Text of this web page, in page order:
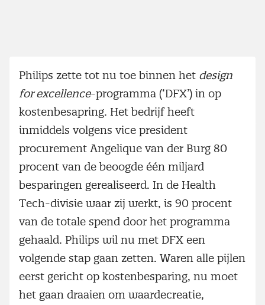
Philips zette tot nu toe binnen het design
for excellence-programma (‘DFX’) in op
kostenbesapring. Het bedrijf heeft
inmiddels volgens vice president
procurement Angelique van der Burg 80
procent van de beoogde één miljard
besparingen gerealiseerd. In de Health
Tech-divisie waar zij werkt, is 90 procent
van de totale spend door het programma
gehaald. Philips wil nu met DFX een
volgende stap gaan zetten. Waren alle pijlen
eerst gericht op kostenbesparing, nu moet
het gaan draaien om waardecreatie,